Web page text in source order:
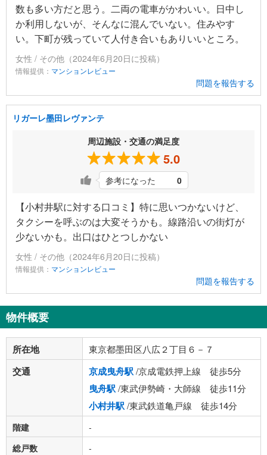
数も多い方だと思う。二両の電車がかわいい。日中し
か利用しないが、そんなに混んでいない。住みやす
い。下町が残っていて人付き合いもありいいところ。
女性 / その他（2024年6月20日に投稿）
情報提供： マンションレビュー
問題を報告する
リガーレ墨田レヴァンテ
周辺施設・交通の満足度
5.0
参考になった 0
【小村井駅に対する口コミ】特に思いつかないけど、
タクシーを呼ぶのは大変そうかも。線路沿いの街灯が
少ないかも。出口はひとつしかない
女性 / その他（2024年6月20日に投稿）
情報提供： マンションレビュー
問題を報告する
物件概要
所在地 東京都墨田区八広２丁目６－７
交通 京成曳舟駅/京成電鉄押上線 徒歩5分
曳舟駅/東武伊勢崎・大師線 徒歩11分
小村井駅/東武鉄道亀戸線 徒歩14分
階建
-
総戸数
-